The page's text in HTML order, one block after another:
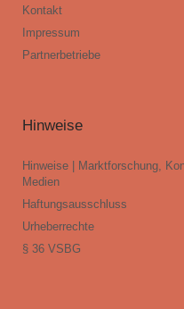
Kontakt
Impressum
Partnerbetriebe
Hinweise
Hinweise | Marktforschung,
Medien
Haftungsausschluss
Urheberrechte
§ 36 VSBG